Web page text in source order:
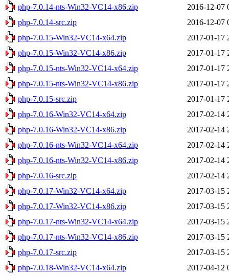
php-7.0.14-nts-Win32-VC14-x86.zip
2016-12-07
php-7.0.14-src.zip
2016-12-07
php-7.0.15-Win32-VC14-x64.zip
2017-01-17
php-7.0.15-Win32-VC14-x86.zip
2017-01-17
php-7.0.15-nts-Win32-VC14-x64.zip
2017-01-17
php-7.0.15-nts-Win32-VC14-x86.zip
2017-01-17
php-7.0.15-src.zip
2017-01-17
php-7.0.16-Win32-VC14-x64.zip
2017-02-14
php-7.0.16-Win32-VC14-x86.zip
2017-02-14
php-7.0.16-nts-Win32-VC14-x64.zip
2017-02-14
php-7.0.16-nts-Win32-VC14-x86.zip
2017-02-14
php-7.0.16-src.zip
2017-02-14
php-7.0.17-Win32-VC14-x64.zip
2017-03-15
php-7.0.17-Win32-VC14-x86.zip
2017-03-15
php-7.0.17-nts-Win32-VC14-x64.zip
2017-03-15
php-7.0.17-nts-Win32-VC14-x86.zip
2017-03-15
php-7.0.17-src.zip
2017-03-15
php-7.0.18-Win32-VC14-x64.zip
2017-04-12